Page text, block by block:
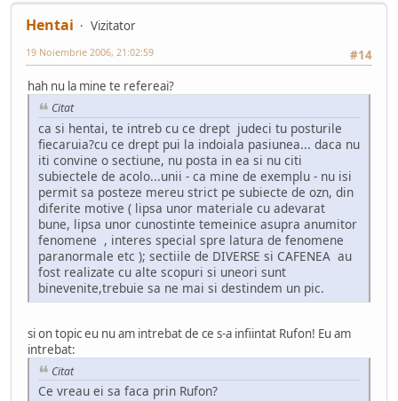
Hentai
Vizitator
#14
19 Noiembrie 2006, 21:02:59
hah nu la mine te refereai?
Citat
ca si hentai, te intreb cu ce drept judeci tu posturile
fiecaruia?cu ce drept pui la indoiala pasiunea... daca nu
iti convine o sectiune, nu posta in ea si nu citi
subiectele de acolo...unii - ca mine de exemplu - nu isi
permit sa posteze mereu strict pe subiecte de ozn, din
diferite motive ( lipsa unor materiale cu adevarat
bune, lipsa unor cunostinte temeinice asupra anumitor
fenomene , interes special spre latura de fenomene
paranormale etc ); sectiile de DIVERSE si CAFENEA au
fost realizate cu alte scopuri si uneori sunt
binevenite,trebuie sa ne mai si destindem un pic.
si on topic eu nu am intrebat de ce s-a infiintat Rufon! Eu am
intrebat:
Citat
Ce vreau ei sa faca prin Rufon?